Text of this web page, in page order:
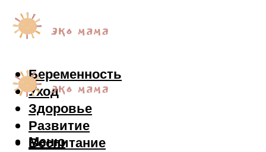
Беременность
Уход
Здоровье
Развитие
Воспитание
Меню